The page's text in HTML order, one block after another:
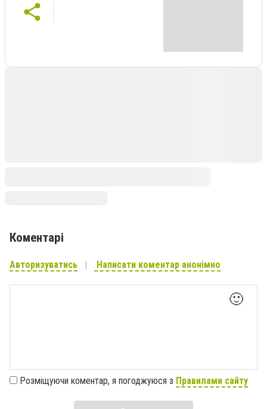
Коментарі
Авторизуватись Написати коментар анонімно
🙂
Розміщуючи коментар, я погоджуюся з Правилами сайту